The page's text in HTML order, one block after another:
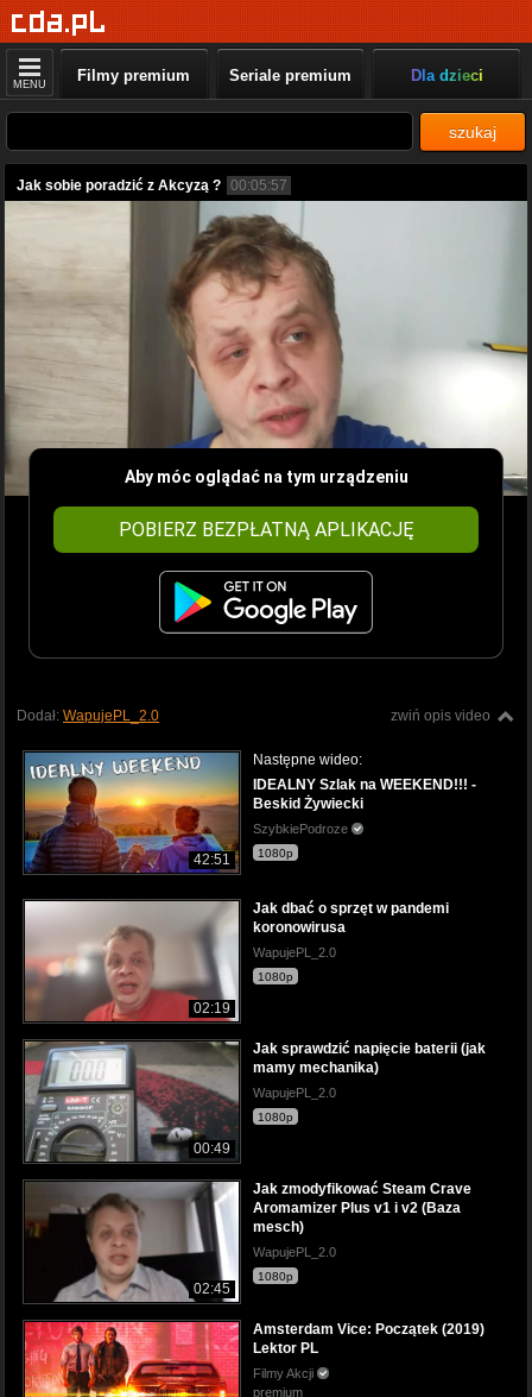
MENU Filmy premium Seriale premium Dla dzieci
szukaj
Jak sobie poradzić z Akcyzą ? 00:05:57
Aby móc oglądać na tym urządzeniu
POBIERZ BEZPŁATNĄ APLIKACJĘ
zwiń opis video
Dodał: WapujePL_2.0
42:51
Następne wideo:
IDEALNY Szlak na WEEKEND!!! -
Beskid Żywiecki
SzybkiePodroze
1080p
02:19
Jak dbać o sprzęt w pandemi
koronowirusa
WapujePL_2.0
1080p
00:49
Jak sprawdzić napięcie baterii (jak
mamy mechanika)
WapujePL_2.0
1080p
02:45
Jak zmodyfikować Steam Crave
Aromamizer Plus v1 i v2 (Baza
mesch)
WapujePL_2.0
1080p
Amsterdam Vice: Początek (2019)
Lektor PL
Filmy Akcji
premium